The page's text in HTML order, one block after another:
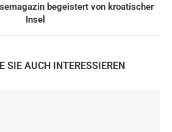
begeistert von kroatischer
Insel
SIE AUCH INTERESSIEREN